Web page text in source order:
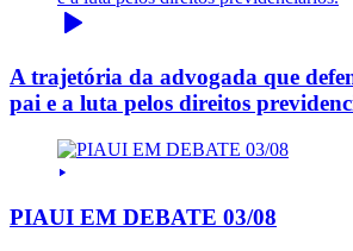
A trajetória da advogada que
pai e a luta pelos direitos
PIAUI EM DEBATE 03/08